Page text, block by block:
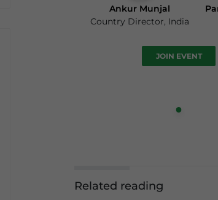
Ankur Munjal
Country Director, India
JOIN EVENT
Related reading